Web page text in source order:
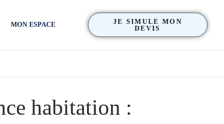
MON ESPACE
JE SIMULE MON
DEVIS
habitation :